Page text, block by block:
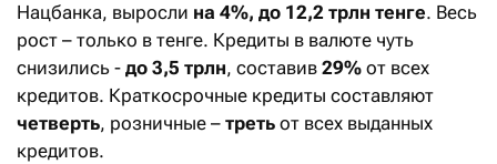
Нацбанка, выросли на 4%, до 12,2 трлн тенге. Весь
рост – только в тенге. Кредиты в валюте чуть
снизились - до 3,5 трлн, составив 29% от всех
кредитов. Краткосрочные кредиты составляют
четверть, розничные – треть от всех выданных
кредитов.